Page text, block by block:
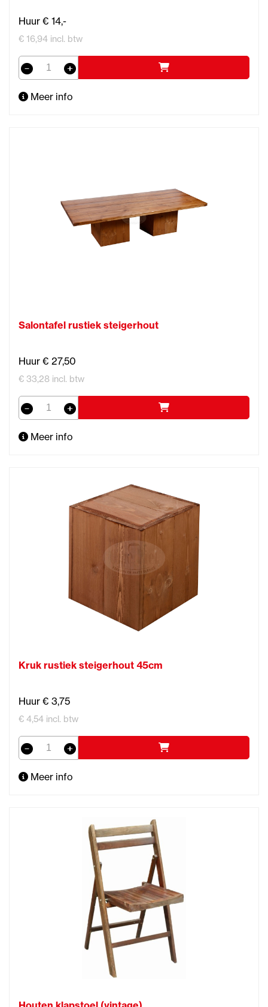
Huur € 14,-
€ 16,94 incl. btw
Meer info
Salontafel rustiek steigerhout
Huur € 27,50
€ 33,28 incl. btw
Meer info
Kruk rustiek steigerhout 45cm
Huur € 3,75
€ 4,54 incl. btw
Meer info